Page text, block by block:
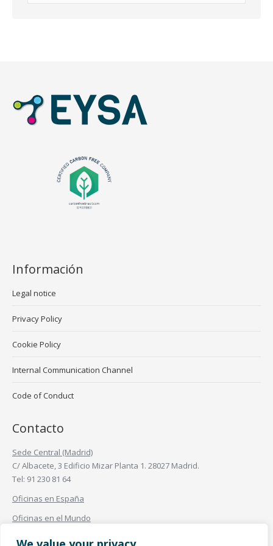
Información
Legal notice
Privacy Policy
Cookie Policy
Internal Communication Channel
Code of Conduct
Contacto
Sede Central (Madrid)
C/ Albacete, 3 Edificio Mizar Planta 1. 28027 Madrid.
Tel: 91 230 81 64
Oficinas en España
Oficinas en el Mundo
Find us on: